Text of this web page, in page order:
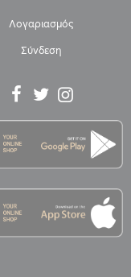
Λογαριασμός
Σύνδεση